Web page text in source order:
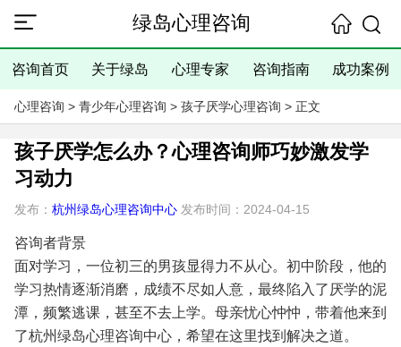
绿岛心理咨询
咨询首页 关于绿岛 心理专家 咨询指南 成功案例
心理咨询 > 青少年心理咨询 > 孩子厌学心理咨询 > 正文
孩子厌学怎么办？心理咨询师巧妙激发学
习动力
发布： 杭州绿岛心理咨询中心发布时间：2024-04-15
咨询者背景
面对学习，一位初三的男孩显得力不从心。初中阶段，他的
学习热情逐渐消磨，成绩不尽如人意，最终陷入了厌学的泥
潭，频繁逃课，甚至不去上学。母亲忧心忡忡，带着他来到
了杭州绿岛心理咨询中心，希望在这里找到解决之道。